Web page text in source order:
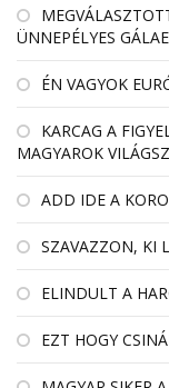
ÜNNEPÉLYES
ÉN VAGYOK
KARCAG A
MAGYAROK
ADD IDE A
SZAVAZZON, KI
ELINDULT A
EZT HOGY